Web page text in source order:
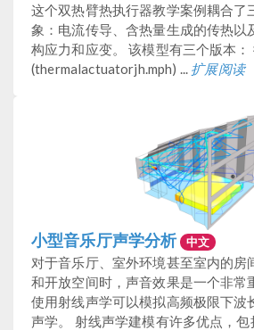
这个双热臂热执行器教学案例耦合了
象：电流传导、含热量生成的传热以
构应力和应变。 该模型有三个版本
(thermalactuatorjh.mph) ... 扩展阅读
小型音乐厅声学分析 中文
对于音乐厅、室外环境甚至室内的房
和开放空间时，声音效果是一个非常
使用射线声学可以模拟高频极限下波
声学。 射线声学建模有许多优点，